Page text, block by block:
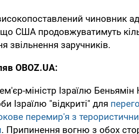
чиновник
США продовжуватимуть
звільнення заручників.
OBOZ.UA:
міністр Ізраїлю
Ізраїлю "відкриті" для
перемир'я з
. Припинення вогню з обох